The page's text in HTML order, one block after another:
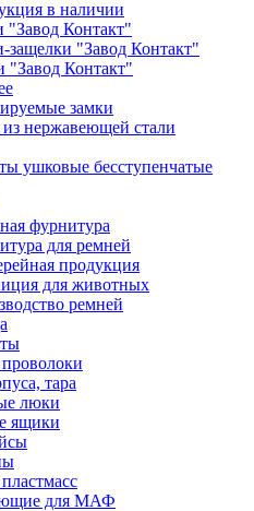
в наличии
"Завод Контакт"
защелки "Завод Контакт"
"Завод Контакт"
замки
нержавеющей стали
ушковые бесступенчатые
фурнитура
для ремней
продукция
для животных
ремней
тара
люки
ящики
для МАФ